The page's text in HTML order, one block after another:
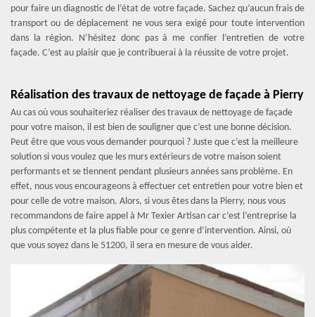
pour faire un diagnostic de l’état de votre façade. Sachez qu’aucun frais de
transport ou de déplacement ne vous sera exigé pour toute intervention
dans la région. N’hésitez donc pas à me confier l’entretien de votre
façade. C’est au plaisir que je contribuerai à la réussite de votre projet.
Réalisation des travaux de nettoyage de façade à Pierry
Au cas où vous souhaiteriez réaliser des travaux de nettoyage de façade
pour votre maison, il est bien de souligner que c’est une bonne décision.
Peut être que vous vous demander pourquoi ? Juste que c’est la meilleure
solution si vous voulez que les murs extérieurs de votre maison soient
performants et se tiennent pendant plusieurs années sans problème. En
effet, nous vous encourageons à effectuer cet entretien pour votre bien et
pour celle de votre maison. Alors, si vous êtes dans la Pierry, nous vous
recommandons de faire appel à Mr Texier Artisan car c’est l’entreprise la
plus compétente et la plus fiable pour ce genre d’intervention. Ainsi, où
que vous soyez dans le 51200, il sera en mesure de vous aider.